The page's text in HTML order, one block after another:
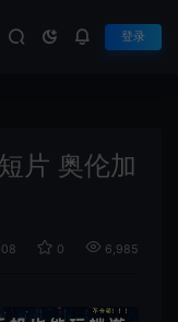
登录
片 奥伦加
0 6,985